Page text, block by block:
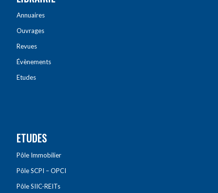
Annuaires
Ouvrages
Revues
Évènements
Etudes
ETUDES
Pôle Immobilier
Pôle SCPI – OPCI
Pôle SIIC-REITs